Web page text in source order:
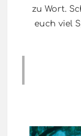
zu Wort.
euch viel